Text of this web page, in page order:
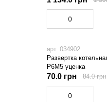
арт. 034902
Развертка
Р6М5 уценка
70.0 грн 84.0 грн